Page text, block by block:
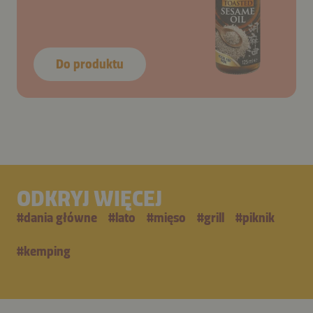
Do produktu
ODKRYJ WIĘCEJ
#dania główne #lato #mięso #grill #piknik
#kemping